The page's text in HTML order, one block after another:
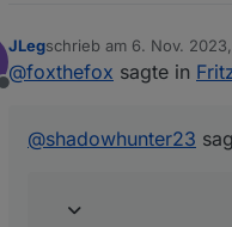
Offline
JLegschrieb am 6. Nov.
zuletzt editiert von
@foxthefox sagte in
@shadowhunter23